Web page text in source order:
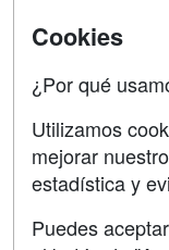
Acceso Centros
Contactar
Aviso legal
Copyleft
Cookies
¿Por qué
Utilizamos
mejorar
estadística y
Puedes